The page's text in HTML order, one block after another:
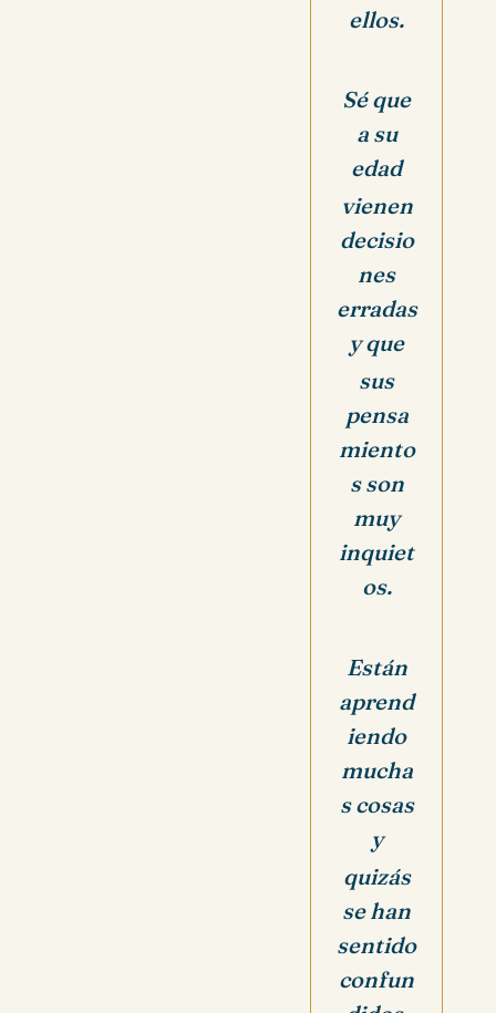
ellos.
Sé que
a su
edad
vienen
decisio
nes
erradas
y que
sus
pensa
miento
s son
muy
inquiet
os.
Están
aprend
iendo
mucha
s cosas
y
quizás
se han
sentido
confun